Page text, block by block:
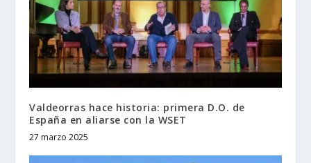
Valdeorras hace historia: primera D.O. de
España en aliarse con la WSET
27 marzo 2025